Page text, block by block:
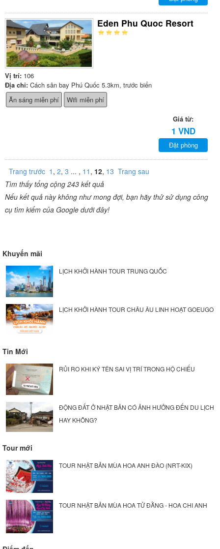
Eden Phu Quoc Resort
Vị trí: 106
Địa chỉ: Cách sân bay Phú Quốc 5.3km, trước biển
Ăn sáng miễn phí
Wifi miễn phí
Giá từ:
1 VND
Đặt phòng
Trang trước 1 , 2, 3 ... , 11 , 12, 13 Trang sau
Tìm thấy tổng cộng 243 kết quả
Nếu kết quả này không như mong đợi, bạn hãy thử sử dụng công
cụ tìm kiếm của Google dưới đây!
Khuyến mãi
LỊCH KHỞI HÀNH TOUR TRUNG QUỐC
LỊCH KHỞI HÀNH TOUR CHÂU ÂU LINH HOẠT GOEUGO
Tin Mới
RỦI RO KHI KÝ TÊN SAI VỊ TRÍ TRONG HỘ CHIẾU
ĐỘNG ĐẤT Ở NHẬT BẢN CÓ ẢNH HƯỞNG ĐẾN DU LỊCH
HAY KHÔNG?
Tour mới
TOUR NHẬT BẢN MÙA HOA ANH ĐÀO (NRT-KIX)
TOUR NHẬT BẢN MÙA HOA TỬ ĐẰNG - HOA CHI ANH